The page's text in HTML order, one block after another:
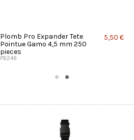
Plomb Pro Expander Tete
Pointue Gamo 4,5 mm 250
pieces
PB249
5,50 €